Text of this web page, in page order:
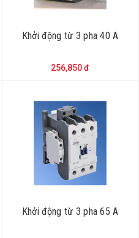
Khởi động từ 3 pha 40 A
256,850 đ
Khởi động từ 3 pha 65 A